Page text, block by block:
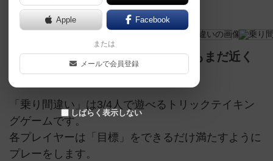
犯人は遠くへ行ったのか。それともまだ近く
にいるのか。
「乗り間違い」は3/4人で遊べるトリックテイキン
グゲームです。
各プレイヤーは「目標」をできるだけ満たすように
プレーをします。
Apple Facebook
または
メールで会員登録
しばらく表示しない